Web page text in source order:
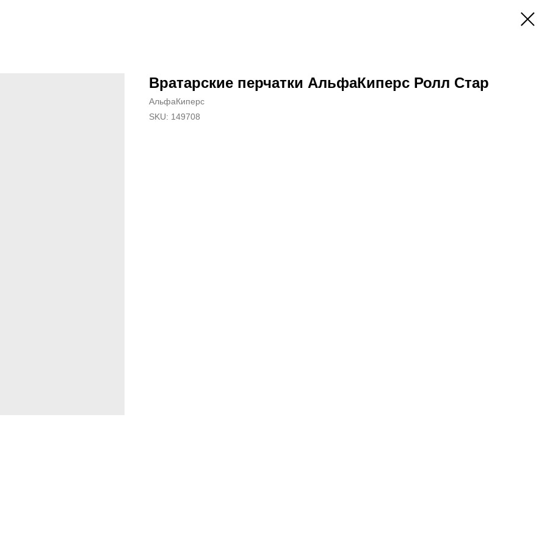
Вратарские перчатки АльфаКиперс Ролл Стар
АльфаКиперс
SKU: 149708